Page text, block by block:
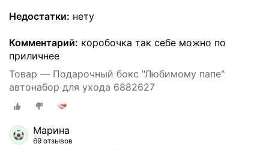
Недостатки: нету
Комментарий: коробочка так себе можно по
приличнее
Товар — Подарочный бокс "Любимому папе"
автонабор для ухода 6882627
Марина
69 отзывов